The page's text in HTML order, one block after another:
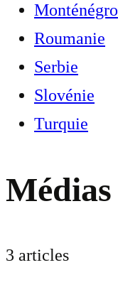
Monténégro
Roumanie
Serbie
Slovénie
Turquie
Médias
3 articles